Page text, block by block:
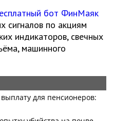
бот ФинМаяк
сигналов по акциям
индикаторов, свечных
машинного